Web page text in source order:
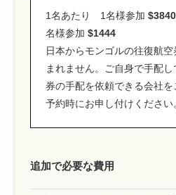
1名あたり 1名様参加 $3840
名様参加 $1444
日本からモンゴルの往復航
まれません。ご自身で手配
券の手配を依頼できる会社
予約時にお申し付けください
追加で必要な費用